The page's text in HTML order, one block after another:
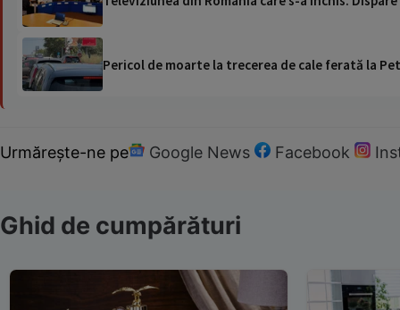
Pericol de moarte la trecerea de cale ferată la
Urmărește-ne pe Google News Facebook
Ghid de cumpărături